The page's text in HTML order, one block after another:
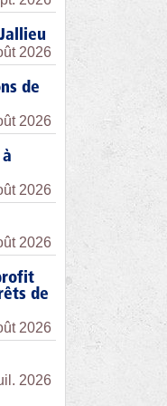
2026
de
2026
2026
2026
de
2026
2026